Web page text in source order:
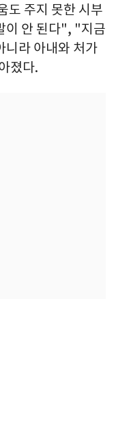
도 주지 못한 시부
이 안 된다", "지금
니라 아내와 처가
졌다.